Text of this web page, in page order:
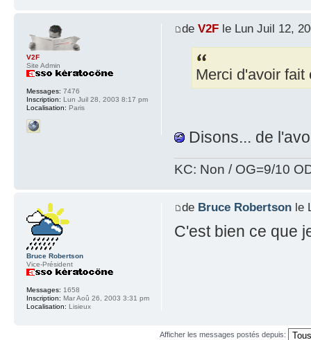
de V2Fle Lun Juil 12,
Merci d'avoir fait
Disons... de
KC: Non / OG=9/10
V2F
Site Admin
Messages: 7476
Inscription: Lun Juil 28, 2003 8:17 pm
Localisation: Paris
de Bruce Robertsonle
C'est bien ce que
Bruce Robertson
Vice-Président
Messages: 1658
Inscription: Mar Aoû 26, 2003 3:31 pm
Localisation: Lisieux
Afficher les messages postés depuis: